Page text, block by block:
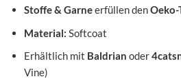
Stoffe & Garneerfüllen den
Material: Softcoat
Erhältlich mit Baldrian oder
Vine)